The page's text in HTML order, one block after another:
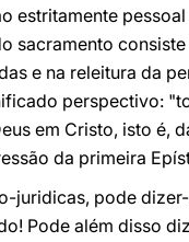
estritamente
sacramento
e na releitura da
perspectivo:
em Cristo, isto é,
da primeira
juridicas, pode
Pode além disso